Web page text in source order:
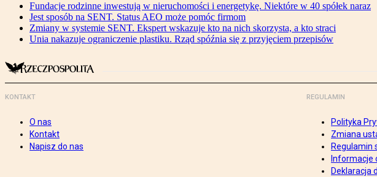
Fundacje rodzinne inwestują w nieruchomości i energetykę. Niektóre w 40 spółek naraz
Jest sposób na SENT. Status AEO może pomóc firmom
Zmiany w systemie SENT. Ekspert wskazuje kto na nich skorzysta, a kto straci
Unia nakazuje ograniczenie plastiku. Rząd spóźnia się z przyjęciem przepisów
KONTAKT
O nas
Kontakt
Napisz do nas
REGULAMIN
Polityka
Zmiana
Regulamin
Informacje
Deklaracja